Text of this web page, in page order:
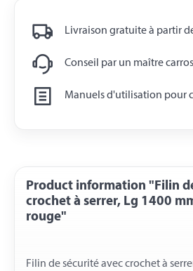
Livraison gratuite à partir
Conseil par un maître
Manuels d'utilisation pour
Product information "Filin
crochet à serrer, Lg 1400
rouge"
Filin de sécurité avec crochet à